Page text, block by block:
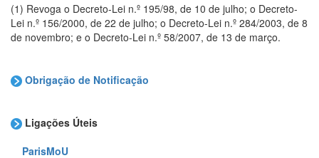
(1) Revoga o Decreto-Lei n.º 195/98, de 10 de julho; o Decreto-
Lei n.º 156/2000, de 22 de julho; o Decreto-Lei n.º 284/2003, de 8
de novembro; e o Decreto-Lei n.º 58/2007, de 13 de março.
Obrigação de Notificação
Ligações Úteis
ParisMoU